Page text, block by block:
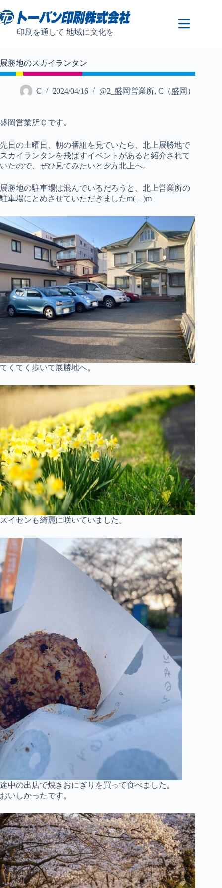
ン
テ
ス
キ
印刷を通して 地域に文化を
展勝地のスカイランタン
C 2024/04/16 @2_盛岡営業所, C（盛岡）
盛岡営業所Ｃです。
先日の土曜日、朝の番組を見ていたら、北上展勝地で
スカイランタンを飛ばすイベントがあると紹介されて
いたので、ぜひ見てみたいと夕方北上へ。
展勝地の駐車場は混んでいるだろうと、北上営業所の
駐車場にとめさせていただきましたm(＿)m
てくてく歩いて展勝地へ。
スイセンも綺麗に咲いていました。
途中の出店で焼きおにぎりを買って食べました。
おいしかったです。